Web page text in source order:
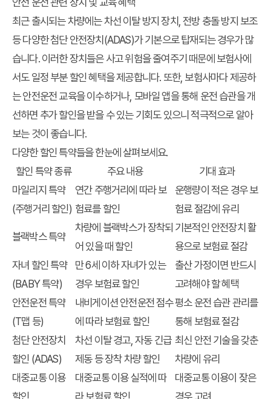
최근 출시되는 차량에는 차선 이탈 방지 장치, 전방 충돌 방지 보조
등 다양한 첨단 안전장치(ADAS)가 기본으로 탑재되는 경우가 많
습니다. 이러한 장치들은 사고 위험을 줄여주기 때문에 보험사에
서도 일정 부분 할인 혜택을 제공합니다. 또한, 보험사마다 제공하
는 안전운전 교육을 이수하거나, 모바일 앱을 통해 운전 습관을 개
선하면 추가 할인을 받을 수 있는 기회도 있으니 적극적으로 알아
보는 것이 좋습니다.
다양한 할인 특약들을 한눈에 살펴보세요.
할인 특약 종류
주요 내용
기대 효과
마일리지 특약
(주행거리 할인)
연간 주행거리에 따라 보
험료를 할인
운행량이 적은 경우 보
험료 절감에 유리
블랙박스 특약
차량에 블랙박스가 장착되
어 있을 때 할인
기본적인 안전장치 활
용으로 보험료 절감
자녀 할인 특약
(BABY 특약)
만 6세 이하 자녀가 있는
경우 보험료 할인
출산 가정이면 반드시
고려해야 할 혜택
안전운전 특약
(T맵 등)
내비게이션 안전운전 점수
에 따라 보험료 할인
평소 운전 습관 관리를
통해 보험료 절감
첨단 안전장치
할인 (ADAS)
차선 이탈 경고, 자동 긴급
제동 등 장착 차량 할인
최신 안전 기술을 갖춘
차량에 유리
대중교통 이용
할인
대중교통 이용 실적에 따
라 보험료 할인
대중교통 이용이 잦은
경우 고려